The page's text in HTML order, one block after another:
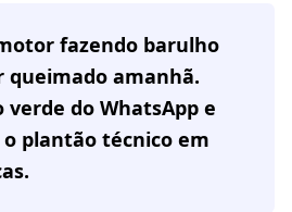
fazendo barulho
queimado amanhã.
verde do WhatsApp e
plantão técnico em
.